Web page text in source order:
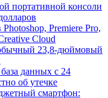
портативной консоли
Premiere Pro,
Cloud
23,8-дюймовый
данных с 24
об утечке
смартфон: